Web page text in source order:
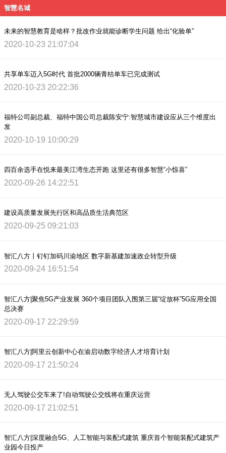
智慧名城
未来的智慧教育是啥样？批改作业就能诊断学生问题 给出“化验单”
2020-10-23 21:07:04
共享单车迈入5G时代 首批2000辆青桔单车已完成测试
2020-10-23 20:22:36
福特公司副总裁、福特中国公司总裁陈安宁:智慧城市建设应从三个维度出
发
2020-10-19 10:00:29
四百余选手在悦来最美江湾生态开跑 这里还有很多智慧“小惊喜”
2020-09-26 14:22:51
建设高质量发展先行区和高品质生活典范区
2020-09-25 09:21:03
智汇八方丨钉钉加码川渝地区 数字新基建加速政企转型升级
2020-09-24 16:51:54
智汇八方|聚焦5G产业发展 360个项目团队入围第三届“绽放杯”5G应用全国
总决赛
2020-09-17 22:29:59
智汇八方|阿里云创新中心在渝启动数字经济人才培育计划
2020-09-17 21:50:24
无人驾驶公交车来了!自动驾驶公交线将在重庆运营
2020-09-17 21:02:51
智汇八方|深度融合5G、人工智能与装配式建筑 重庆首个智能装配式建筑产
业园今日投产